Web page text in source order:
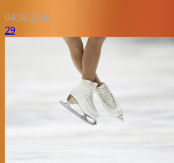
04.08.2026
29